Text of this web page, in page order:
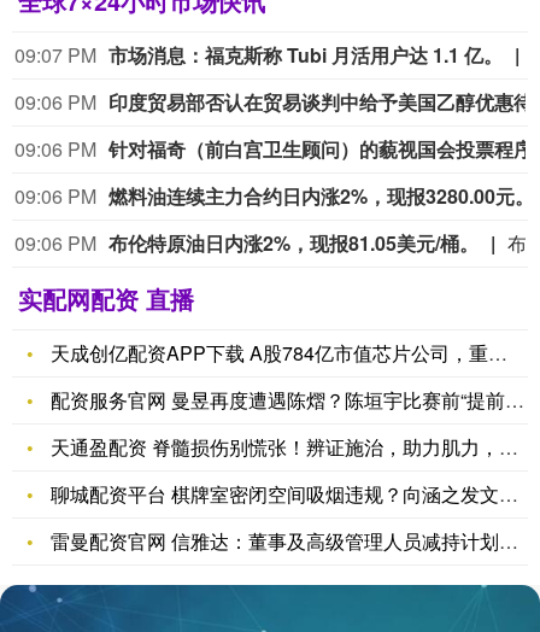
09:07 PM 市场消息：福克斯称 Tubi 月活用户达 1.1 亿。
09:06 PM
09:06 PM
09:06 PM
09:06 PM 布伦特原油日内涨2%，现报81.05美元/桶。
实配网配资 直播
天成创亿配资APP下载 A股784亿市值芯片公司，重大资产重
配资服务官网 曼昱再度遭遇陈熠？陈垣宇比赛前“提前淘汰”_王
天通盈配资 脊髓损伤别慌张！辨证施治，助力肌力，提升生活自理
聊城配资平台 棋牌室密闭空间吸烟违规？向涵之发文道歉
雷曼配资官网 信雅达：董事及高级管理人员减持计划时间届满暨减